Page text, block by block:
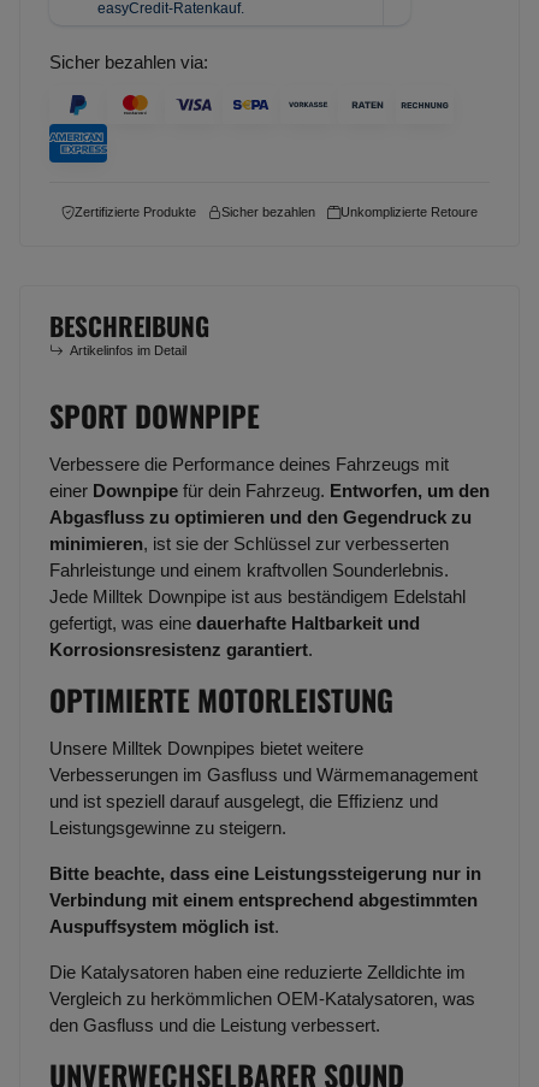
Sicher bezahlen via:
Zertifizierte Produkte Sicher bezahlen Unkomplizierte Retoure
BESCHREIBUNG
Artikelinfos im Detail
SPORT DOWNPIPE
Verbessere die Performance deines Fahrzeugs mit
einer Downpipe für dein Fahrzeug. Entworfen, um den
Abgasfluss zu optimieren und den Gegendruck zu
minimieren, ist sie der Schlüssel zur verbesserten
Fahrleistunge und einem kraftvollen Sounderlebnis.
Jede Milltek Downpipe ist aus beständigem Edelstahl
gefertigt, was eine dauerhafte Haltbarkeit und
Korrosionsresistenz garantiert.
OPTIMIERTE MOTORLEISTUNG
Unsere Milltek Downpipes bietet weitere
Verbesserungen im Gasfluss und Wärmemanagement
und ist speziell darauf ausgelegt, die Effizienz und
Leistungsgewinne zu steigern.
Bitte beachte, dass eine Leistungssteigerung nur in
Verbindung mit einem entsprechend abgestimmten
Auspuffsystem möglich ist.
Die Katalysatoren haben eine reduzierte Zelldichte im
Vergleich zu herkömmlichen OEM-Katalysatoren, was
den Gasfluss und die Leistung verbessert.
UNVERWECHSELBARER SOUND